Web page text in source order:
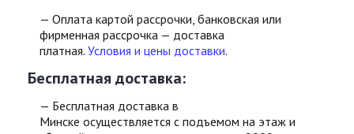
— Оплата картой рассрочки, банковская или
фирменная рассрочка — доставка
платная. Условия и цены доставки.
Бесплатная доставка:
— Бесплатная доставка в
Минске осуществляется с подъемом на этаж и